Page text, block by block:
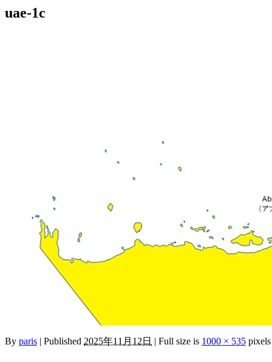
uae-1c
By paris | Published 2025年11月12日 | Full size is 1000 × 535 pixels